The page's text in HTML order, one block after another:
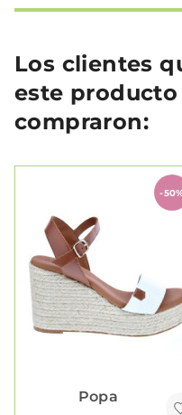
Los clientes
este
compraron:
-
Popa